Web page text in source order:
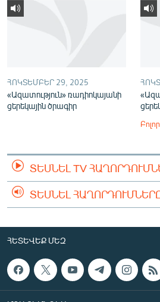
ՀՈԿՏԵՄԲԵՐ 29, 2025
«Ազատություն» ռադիոկայանի
ցերեկային ծրագիր
ՏԵՍՆԵԼ TV
ՏԵՍՆԵԼ
ՀԵՏԵՎԵՔ ՄԵԶ